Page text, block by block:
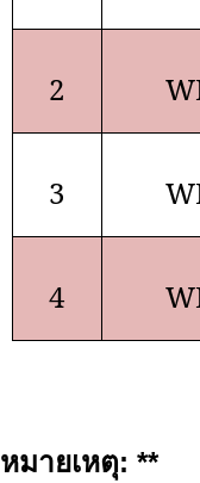
2
3
4
หมายเหตุ: **